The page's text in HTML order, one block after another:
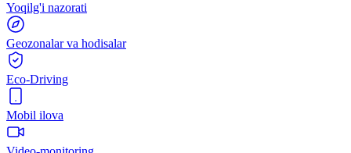
Yoqilg'i nazorati
Geozonalar va hodisalar
Eco-Driving
Mobil ilova